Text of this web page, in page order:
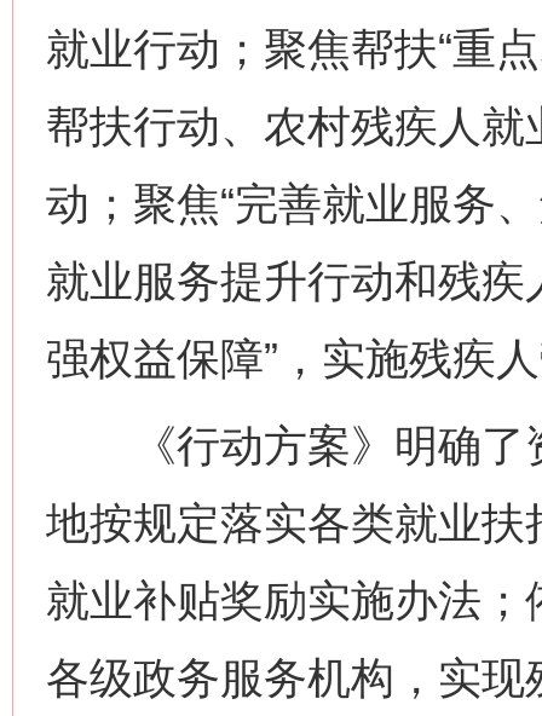
就业行动；聚焦帮扶“重
帮扶行动、农村残疾人
动；聚焦“完善就业服务
就业服务提升行动和残疾
强权益保障”，实施残疾
《行动方案》明确了
地按规定落实各类就业
就业补贴奖励实施办法
各级政务服务机构，实